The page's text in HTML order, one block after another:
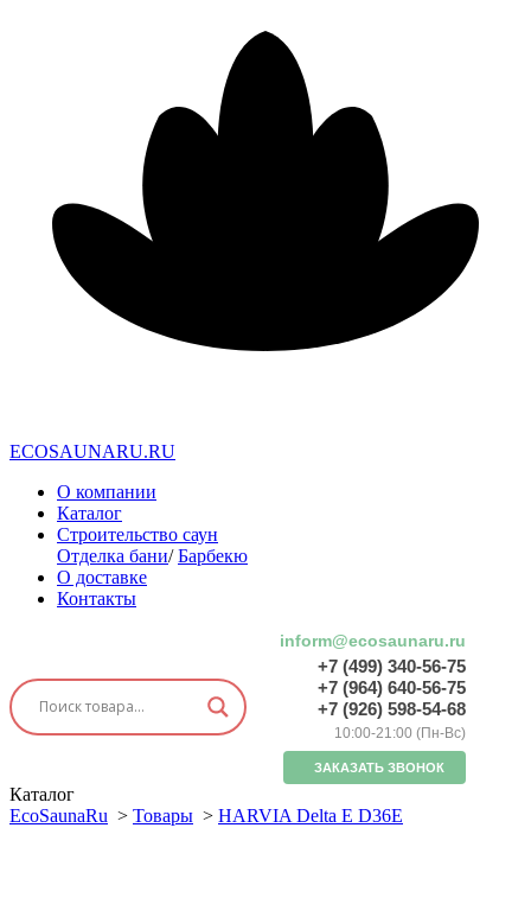
ECOSAUNARU.RU
О компании
Каталог
Строительство саун
Отделка бани/Барбекю
О доставке
Контакты
inform@ecosaunaru.ru
+7 (499) 340-56-75
+7 (964) 640-56-75
+7 (926) 598-54-68
10:00-21:00 (Пн-Вс)
ЗАКАЗАТЬ ЗВОНОК
Каталог
EcoSaunaRu > Товары > HARVIA Delta E D36E